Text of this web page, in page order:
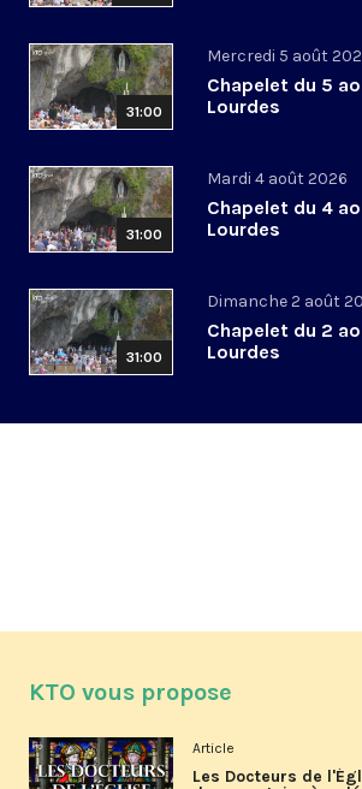
31:00
Mercredi 5 août
Chapelet du 5
Lourdes
31:00
Mardi 4 août 2026
Chapelet du 4
Lourdes
31:00
Dimanche 2 août
Chapelet du 2
Lourdes
KTO vous propose
Article
Les Docteurs de